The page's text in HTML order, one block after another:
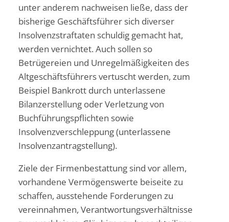
unter anderem nachweisen ließe, dass der
bisherige Geschäftsführer sich diverser
Insolvenzstraftaten schuldig gemacht hat,
werden vernichtet. Auch sollen so
Betrügereien und Unregelmäßigkeiten des
Altgeschäftsführers vertuscht werden, zum
Beispiel Bankrott durch unterlassene
Bilanzerstellung oder Verletzung von
Buchführungspflichten sowie
Insolvenzverschleppung (unterlassene
Insolvenzantragstellung).
Ziele der Firmenbestattung sind vor allem,
vorhandene Vermögenswerte beiseite zu
schaffen, ausstehende Forderungen zu
vereinnahmen, Verantwortungsverhältnisse